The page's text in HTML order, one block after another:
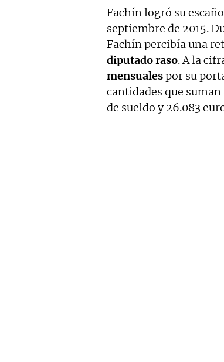
Fachín logró su
septiembre de 2015.
Fachín percibía una
diputado raso. A la
mensualespor su
cantidades que suman
de sueldo y 26.083